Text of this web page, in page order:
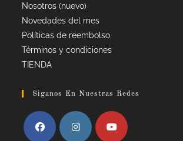
Nosotros (nuevo)
Novedades del mes
Políticas de reembolso
Términos y condiciones
TIENDA
Siganos En Nuestras Redes